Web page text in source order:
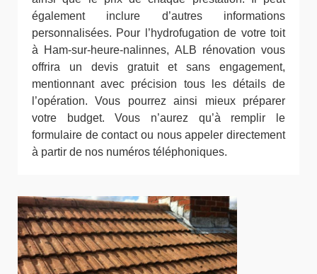
également inclure d’autres informations
personnalisées. Pour l’hydrofugation de votre toit
à Ham-sur-heure-nalinnes, ALB rénovation vous
offrira un devis gratuit et sans engagement,
mentionnant avec précision tous les détails de
l’opération. Vous pourrez ainsi mieux préparer
votre budget. Vous n’aurez qu’à remplir le
formulaire de contact ou nous appeler directement
à partir de nos numéros téléphoniques.